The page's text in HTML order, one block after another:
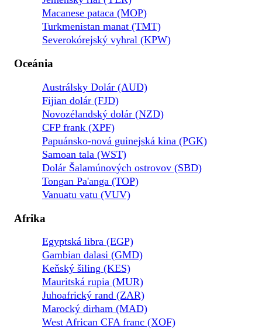
Macanese pataca (MOP)
Turkmenistan manat (TMT)
Severokórejský vyhral (KPW)
Oceánia
Austrálsky Dolár (AUD)
Fijian dolár (FJD)
Novozélandský dolár (NZD)
CFP frank (XPF)
Papuánsko-nová guinejská kina (PGK)
Samoan tala (WST)
Dolár Šalamúnových ostrovov (SBD)
Tongan Pa'anga (TOP)
Vanuatu vatu (VUV)
Afrika
Egyptská libra (EGP)
Gambian dalasi (GMD)
Keňský šiling (KES)
Mauritská rupia (MUR)
Juhoafrický rand (ZAR)
Marocký dirham (MAD)
West African CFA franc (XOF)